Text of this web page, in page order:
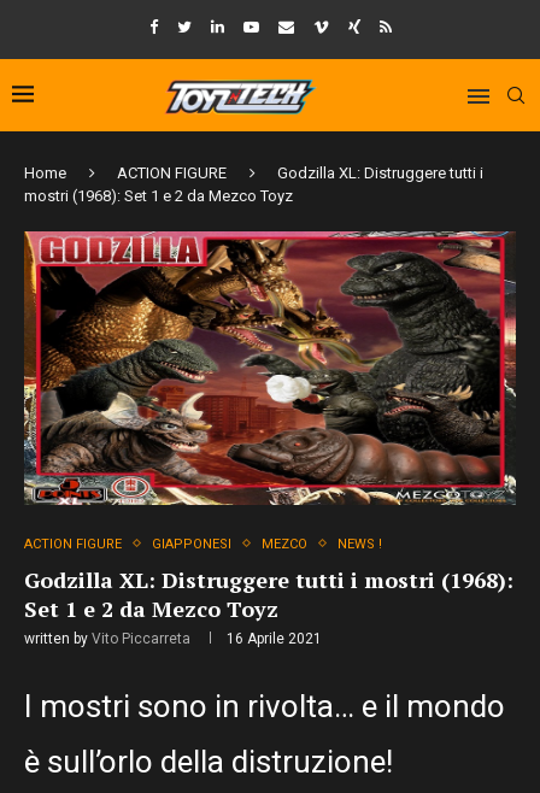
Home ACTION FIGURE
Godzilla XL: Distruggere tutti i
mostri (1968): Set 1 e 2 da Mezco Toyz
ACTION FIGURE GIAPPONESI MEZCO NEWS !
Godzilla XL: Distruggere tutti i mostri (1968):
Set 1 e 2 da Mezco Toyz
written by Vito Piccarreta 16 Aprile 2021
I mostri sono in rivolta… e il mondo
è sull’orlo della distruzione!